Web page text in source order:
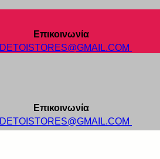
Επικοινωνία
DETOISTORES@GMAIL.COM
Επικοινωνία
DETOISTORES@GMAIL.COM